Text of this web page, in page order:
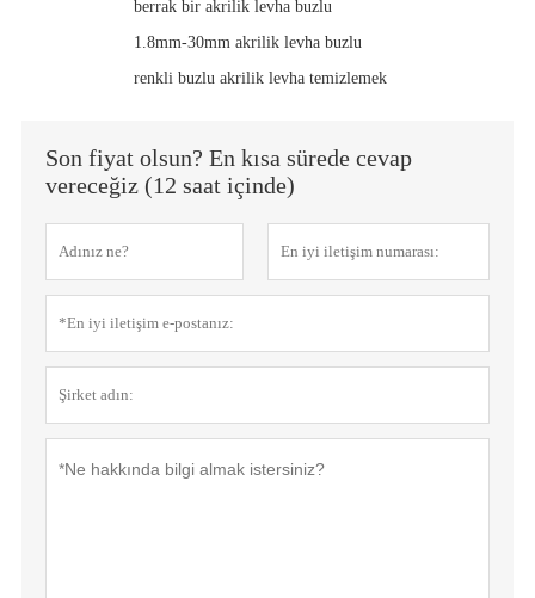
berrak bir akrilik levha buzlu
1.8mm-30mm akrilik levha buzlu
renkli buzlu akrilik levha temizlemek
Son fiyat olsun? En kısa sürede cevap
vereceğiz (12 saat içinde)